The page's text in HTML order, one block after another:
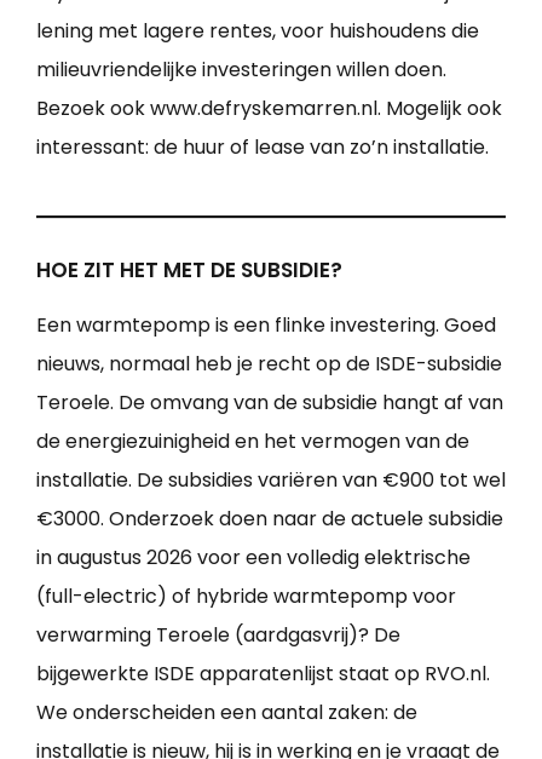
lening met lagere rentes, voor huishoudens die
milieuvriendelijke investeringen willen doen.
Bezoek ook www.defryskemarren.nl. Mogelijk ook
interessant: de huur of lease van zo’n installatie.
HOE ZIT HET MET DE SUBSIDIE?
Een warmtepomp is een flinke investering. Goed
nieuws, normaal heb je recht op de ISDE-subsidie
Teroele. De omvang van de subsidie hangt af van
de energiezuinigheid en het vermogen van de
installatie. De subsidies variëren van €900 tot wel
€3000. Onderzoek doen naar de actuele subsidie
in augustus 2026 voor een volledig elektrische
(full-electric) of hybride warmtepomp voor
verwarming Teroele (aardgasvrij)? De
bijgewerkte ISDE apparatenlijst staat op RVO.nl.
We onderscheiden een aantal zaken: de
installatie is nieuw, hij is in werking en je vraagt de